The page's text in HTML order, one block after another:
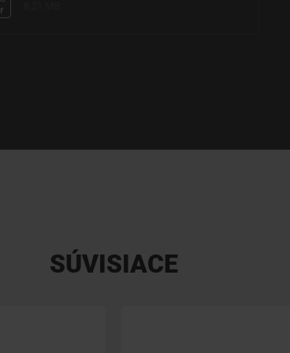
SÚVISIACE